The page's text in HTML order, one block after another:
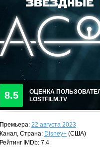
8.5
ОЦЕНКА
LOSTFILM.TV
Премьера: 22 августа 2023
Канал, Страна: Disney+ (США)
Рейтинг IMDb: 7.4